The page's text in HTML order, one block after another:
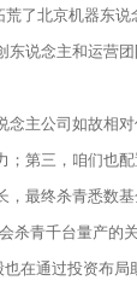
了北京机器东
说念主和运营
主公司如故相
第三，咱们也
最终杀青悉数
青千台量产的
在通过投资布